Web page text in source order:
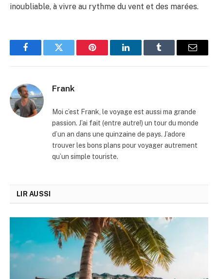
inoubliable, à vivre au rythme du vent et des marées.
FacebookTwitter Pinterest LinkedInTumblr Email
Frank
Moi c’est Frank, le voyage est aussi ma grande
passion. J’ai fait (entre autre!) un tour du monde
d’un an dans une quinzaine de pays. J’adore
trouver les bons plans pour voyager autrement
qu’un simple touriste.
LIR AUSSI